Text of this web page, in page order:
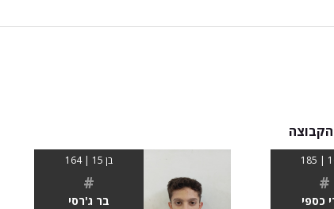
#
כספי
בן 15 | 164
#
בר ג'רסי